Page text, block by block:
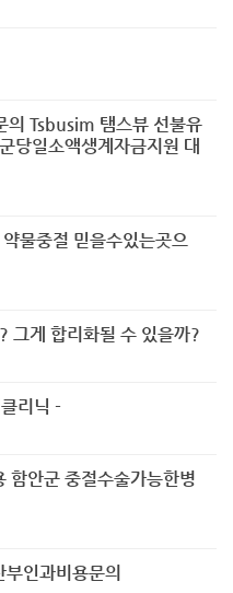
의 Tsbusim 탬스뷰 선불유
당일소액생계자금지원 대
물중절 믿을수있는곳으
그게 합리화될 수 있을까?
리닉 -
함안군 중절수술가능한병
인과비용문의